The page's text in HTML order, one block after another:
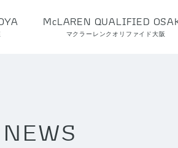
McLAREN QUALIFIED
マクラーレンクオリファイド大阪
NEWS